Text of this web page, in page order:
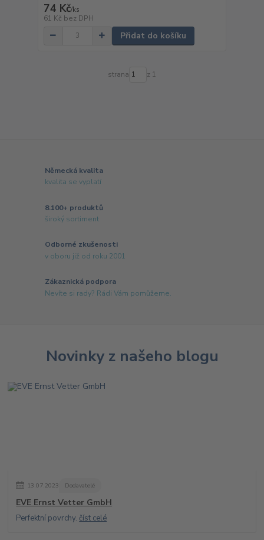
74 Kč/ks
61 Kč bez DPH
Přidat do košíku
strana z 1
Německá kvalita
kvalita se vyplatí
8.100+ produktů
široký sortiment
Odborné zkušenosti
v oboru již od roku 2001
Zákaznická podpora
Nevíte si rady? Rádi Vám pomůžeme.
Novinky z našeho blogu
13.07.2023 Dodavatelé
EVE Ernst Vetter GmbH
Perfektní povrchy.číst celé